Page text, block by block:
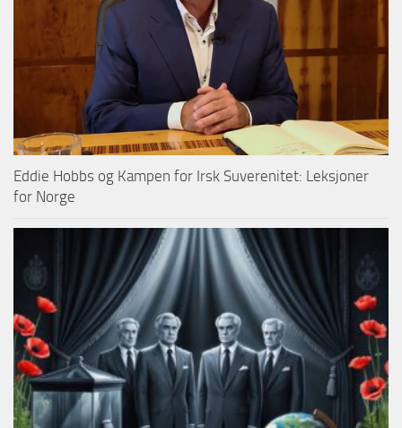
Eddie Hobbs og Kampen for Irsk Suverenitet: Leksjoner
for Norge